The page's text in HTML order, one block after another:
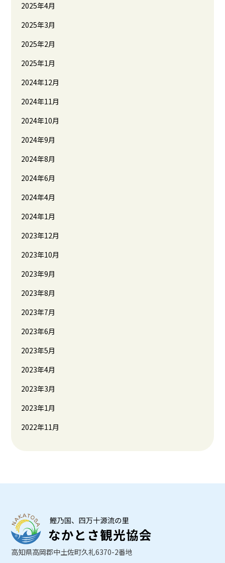
2025年4月
2025年3月
2025年2月
2025年1月
2024年12月
2024年11月
2024年10月
2024年9月
2024年8月
2024年6月
2024年4月
2024年1月
2023年12月
2023年10月
2023年9月
2023年8月
2023年7月
2023年6月
2023年5月
2023年4月
2023年3月
2023年1月
2022年11月
高知県高岡郡中土佐町久礼6370-2番地